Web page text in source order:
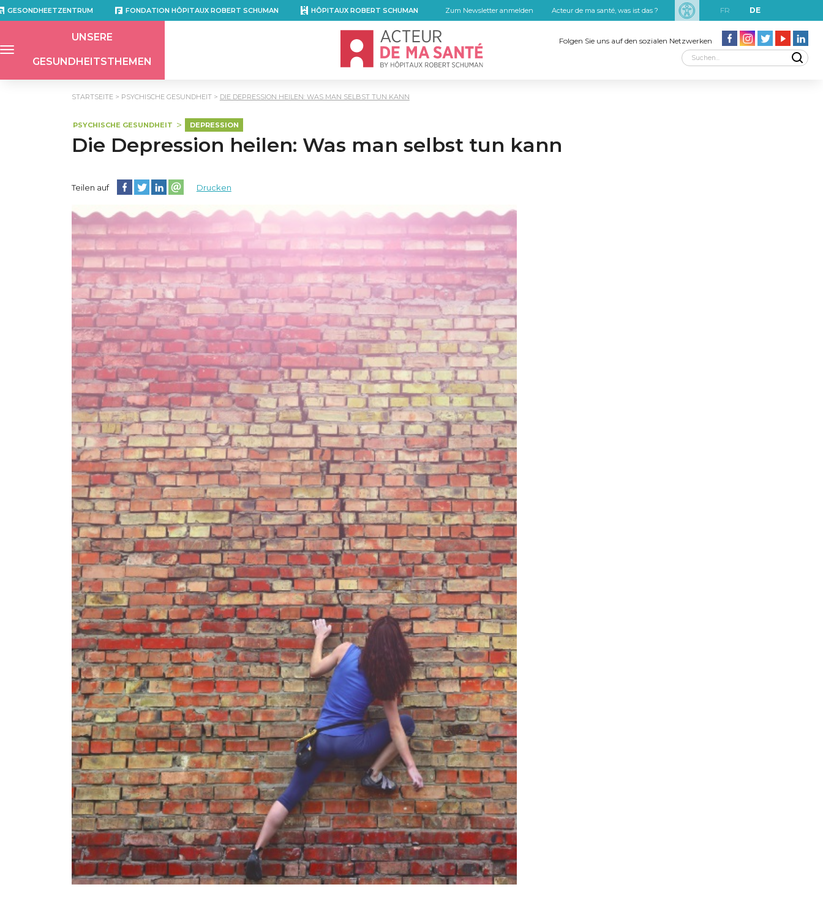
GESONDHEETZENTRUM FONDATION HÔPITAUX ROBERT SCHUMAN HÔPITAUX ROBERT SCHUMAN Zum Newsletter anmelden Acteur de ma santé, was ist das ? FR DE
UNSERE
GESUNDHEITSTHEMEN
Accueil - Acteur de ma santé, by HôpitauxRobert SchumanFolgen Sie uns auf den sozialen Netzwerken
GESONDHEETZENTRUM FONDATION HÔPITAUX ROBERT SCHUMAN HÔPITAUX ROBERT SCHUMAN
STARTSEITE PSYCHISCHE GESUNDHEIT DIE DEPRESSION HEILEN: WAS MAN SELBST TUN KANN
PSYCHISCHE GESUNDHEIT DEPRESSION
Die Depression heilen: Was man selbst tun kann
Teilen auf Diese Seite auf Facebook teilen
Diese Seite auf Twitter teilen
Diese Seite auf LinkedIn teilen
Partager cette page sur email
Drucken